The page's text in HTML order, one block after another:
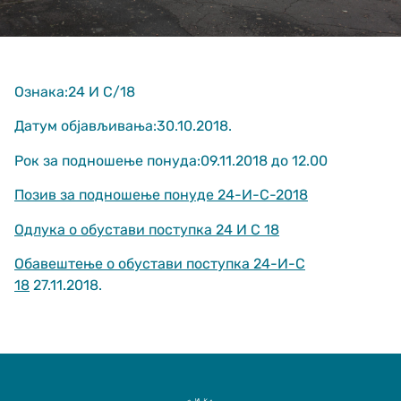
Ознака:24 И С/18
Датум објављивања:30.10.2018.
Рок за подношење понуда:09.11.2018 до 12.00
Позив за подношење понуде 24-И-С-2018
Одлука о обустави поступка 24 И С 18
Обавештење о обустави поступка 24-И-С
18 27.11.2018.
Неопходно
cookies are
They are
the website
to function.